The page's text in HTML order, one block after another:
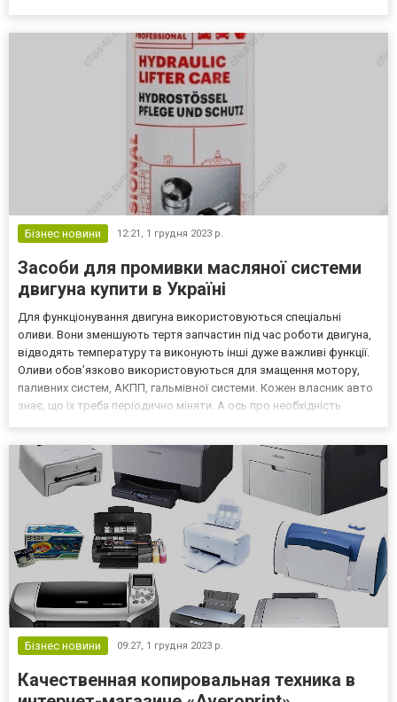
Бізнес новини 12:21, 1 грудня 2023 р.
Засоби для промивки масляної системи
двигуна купити в Україні
Для функціонування двигуна використовуються спеціальні
оливи. Вони зменшують тертя запчастин під час роботи двигуна,
відводять температуру та виконують інші дуже важливі функції.
Оливи обов’язково використовуються для змащення мотору,
паливних систем, АКПП, гальмівної системи. Кожен власник авто
знає, що їх треба періодично міняти. А ось про необхідність
Бізнес новини 09:27, 1 грудня 2023 р.
Качественная копировальная техника в